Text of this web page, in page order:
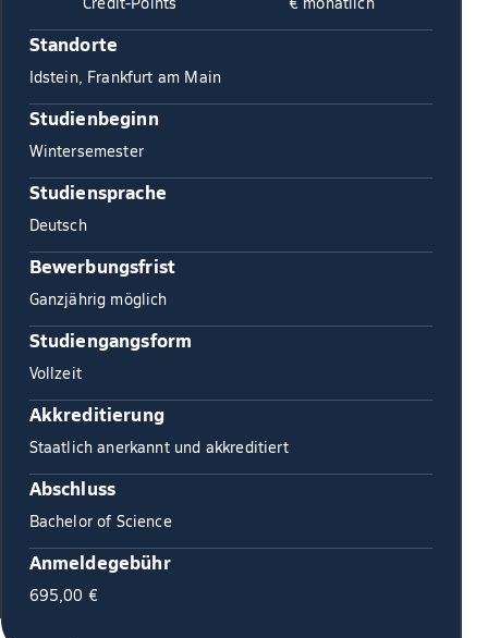
Standorte
Idstein, Frankfurt am Main
Studienbeginn
Wintersemester
Studiensprache
Deutsch
Bewerbungsfrist
Ganzjährig möglich
Studiengangsform
Vollzeit
Akkreditierung
Staatlich anerkannt und akkreditiert
Abschluss
Bachelor of Science
Anmeldegebühr
695,00 €